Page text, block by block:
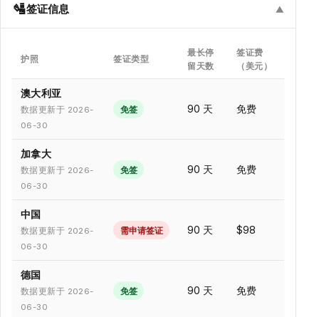
🛂签证信息 ▼
护照 签证类型
最长停
留天数
签证费
（美元）
澳大利亚
数据更新于 2026-
06-30
免签 90 天 免费
加拿大
数据更新于 2026-
06-30
免签 90 天 免费
中国
数据更新于 2026-
06-30
需申请签证 90 天 $98
德国
数据更新于 2026-
06-30
免签 90 天 免费